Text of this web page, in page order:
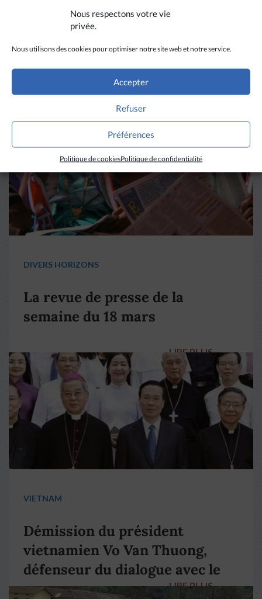
Nous respectons votre vie
privée.
Nous utilisons des cookies pour optimiser notre site web et notre service.
Accepter
Refuser
Préférences
Politique de cookiesPolitique de confidentialité
A LIRE AUSSI
DIVERS HORIZONS
La revue de presse de la
semaine du 18 mars
LIRE PLUS →
VIETNAM
Démission du président
vietnamien Vo Van Thuong,
défenseur du dialogue avec le
pape François
LIRE PLUS →